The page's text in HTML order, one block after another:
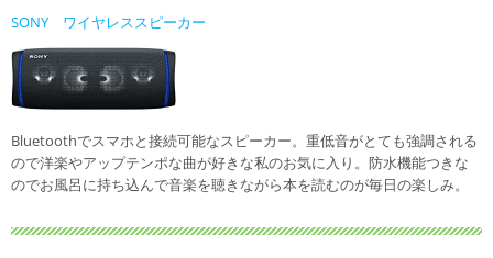
SONY ワイヤレススピーカー
Bluetoothでスマホと接続可能なスピーカー。重低音がとても強調される
ので洋楽やアップテンポな曲が好きな私のお気に入り。防水機能つきな
のでお風呂に持ち込んで音楽を聴きながら本を読むのが毎日の楽しみ。